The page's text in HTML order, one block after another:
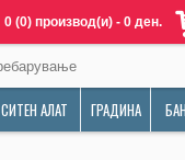
0 (0) производ(и) - 0 ден.
СИТЕН АЛАТ ГРАДИНА